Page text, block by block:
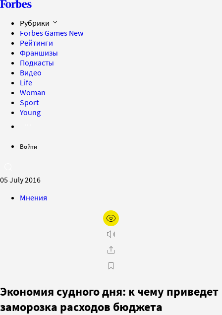
Рубрики
Forbes Games New
Рейтинги
Франшизы
Подкасты
Видео
Life
Woman
Sport
Young
Войти
05 July 2016
Мнения
Экономия судного дня: к чему приведет
заморозка расходов бюджета